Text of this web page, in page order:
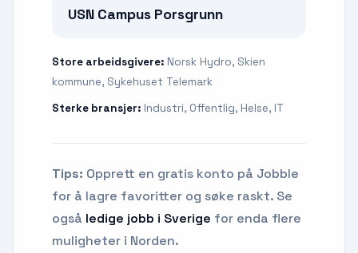
USN Campus Porsgrunn
Store arbeidsgivere: Norsk Hydro, Skien
kommune, Sykehuset Telemark
Sterke bransjer: Industri, Offentlig, Helse, IT
Tips: Opprett en gratis konto på Jobble
for å lagre favoritter og søke raskt. Se
også ledige jobb i Sverige for enda flere
muligheter i Norden.